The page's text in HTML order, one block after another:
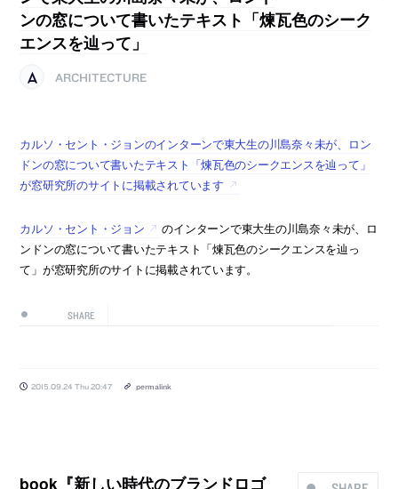
ンの窓について書いたテキスト「煉瓦色のシーク
エンスを辿って」
ARCHITECTURE
カルソ・セント・ジョンのインターンで東大生の川島奈々未が、ロン
ドンの窓について書いたテキスト「煉瓦色のシークエンスを辿って」
が窓研究所のサイトに掲載されています
カルソ・セント・ジョン
のインターンで東大生の川島奈々未が、ロ
ンドンの窓について書いたテキスト「煉瓦色のシークエンスを辿っ
て」が窓研究所のサイトに掲載されています。
SHARE
2015.09.24 Thu 20:47 permalink
book『新しい時代のブランドロゴ